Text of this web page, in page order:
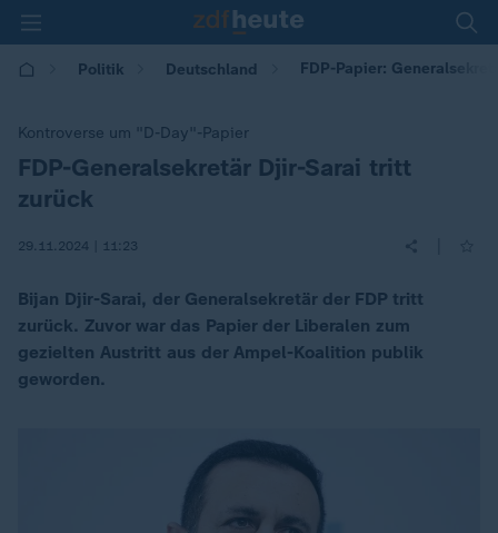
Politik Deutschland FDP-Papier:
Kontroverse um "D-Day"-Papier
:FDP-Generalsekretär Djir-Sarai tritt
zurück
29.11.2024 | 11:23
Bijan Djir-Sarai, der Generalsekretär der FDP tritt
zurück. Zuvor war das Papier der Liberalen zum
gezielten Austritt aus der Ampel-Koalition publik
geworden.